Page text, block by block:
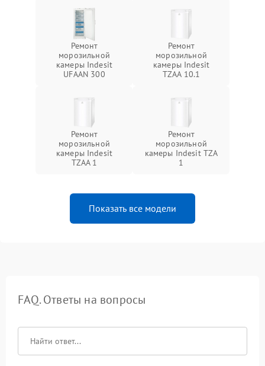
Ремонт
морозильной
камеры Indesit
UFAAN 300
Ремонт
морозильной
камеры Indesit
TZAA 10.1
Ремонт
морозильной
камеры Indesit
TZAA 1
Ремонт
морозильной
камеры Indesit TZA
1
Показать все модели
FAQ. Ответы на вопросы